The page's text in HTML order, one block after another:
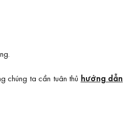
chúng ta cần tuân thủ hướng dẫn